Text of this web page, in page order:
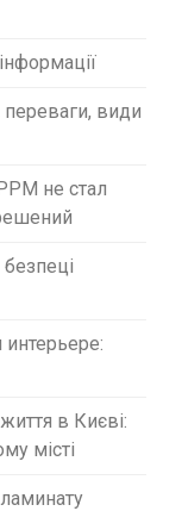
види
не стал
в Києві:
місті